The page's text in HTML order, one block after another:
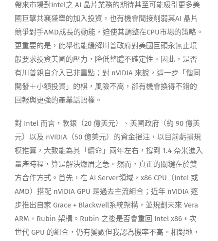
帶來市場對Intel之 AI 晶片業務的期待甚至可能吸引更多美
國巨擘共襄盛舉的加入投資，也有機會間接削弱其AI 晶片
競爭對手AMD成長的動能，迫使其調整在CPU市場的策略。
更重要的是，此舉也能緩解川普政府對美國巨頭永無止境
般要求投資美國的壓力，降低整體不確定性。因此，是否
有川普親自介入已非重點；對 nVIDIA 來說，這一步「偕同
開發＋小額投資」的棋，風險不高，卻有機會換得不錯的
回報與更強的產業話語權。
對 Intel 而言，軟銀（20 億美元）、美國政府（約 90 億美
元）以及 nVIDIA（50 億美元）的資金挹注，以目前虧損規
模推算，大致能為其「續命」兩年左右，撐到 1.4 奈米進入
量產時程，算是解決燃眉之急。然而，真正的關鍵在於雙
方合作方式。首先，在 AI Server領域，x86 CPU（Intel 或
AMD）搭配 nVIDIA GPU 是過去主流組合；近年 nVIDIA 逐
步推出自家 Grace + Blackwell系統架構，並規劃未來 Vera
ARM + Rubin 架構。Rubin 之後是否會重回 Intel x86 + 次
世代 GPU 的組合，仍有變數但我認為機率不高。相對地，